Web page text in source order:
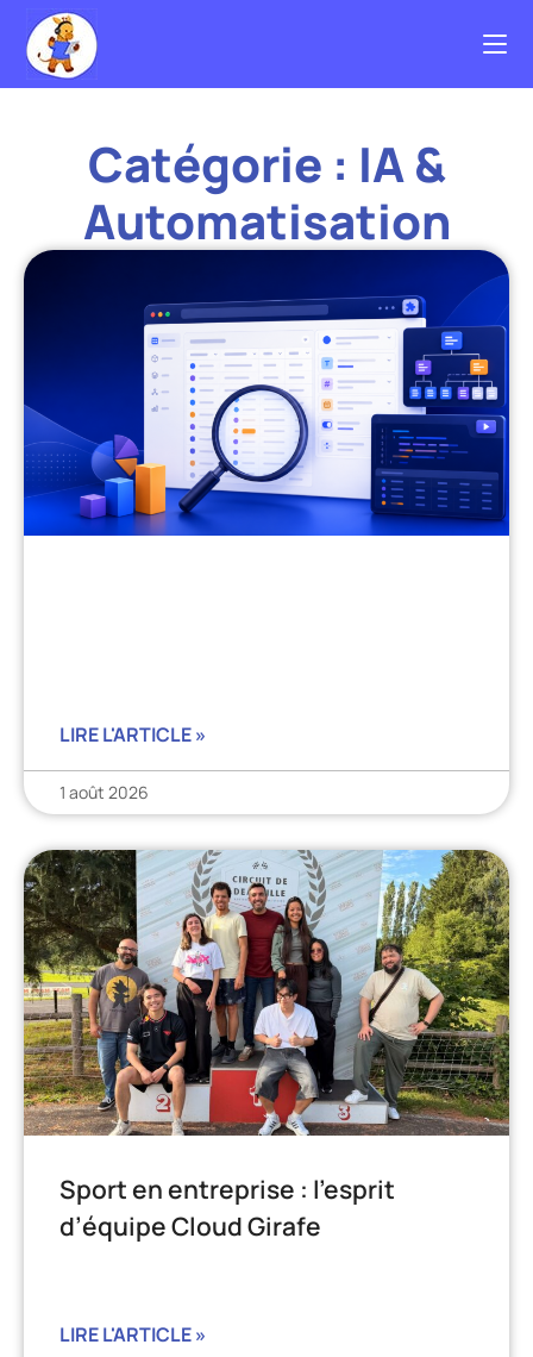
Catégorie : IA &
Automatisation
LIRE L'ARTICLE »
1 août 2026
Sport en entreprise : l’esprit
d’équipe Cloud Girafe
LIRE L'ARTICLE »